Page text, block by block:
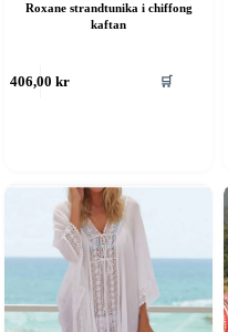
Roxane strandtunika i chiffong
kaftan
406,00kr 🛒